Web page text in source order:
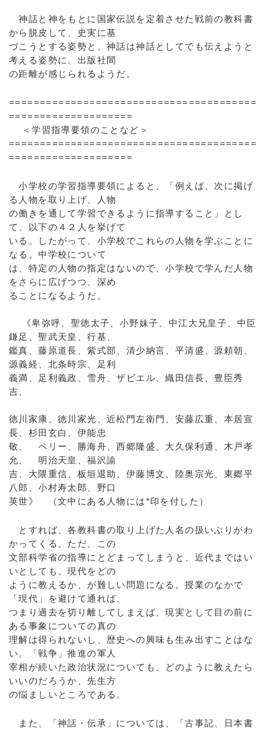
神話と神をもとに国家伝説を定着させた戦前の教科書
から脱皮して、史実に基
づこうとする姿勢と、神話は神話としてでも伝えようと
考える姿勢に、出版社間
の距離が感じられるようだ。
========================================
====================
＜学習指導要領のことなど＞
========================================
====================
小学校の学習指導要領によると、「例えば、次に掲げ
る人物を取り上げ、人物
の働きを通して学習できるように指導すること」とし
て、以下の４２人を挙げて
いる。したがって、小学校でこれらの人物を学ぶことに
なる。中学校について
は、特定の人物の指定はないので、小学校で学んだ人物
をさらに広げつつ、深め
ることになるようだ。
《卑弥呼、聖徳太子、小野妹子、中江大兄皇子、中臣
鎌足、聖武天皇、行基、
鑑真、藤原道長、紫式部、清少納言、平清盛、源頼朝、
源義経、北条時宗、足利
義満、足利義政、雪舟、ザビエル、織田信長、豊臣秀
吉、
徳川家康、徳川家光、近松門左衛門、安藤広重、本居宣
長、杉田玄白、伊能忠
敬、 ペリー、勝海舟、西郷隆盛、大久保利通、木戸孝
允、 明治天皇、福沢諭
吉、大隈重信、板垣退助、伊藤博文、陸奥宗光、東郷平
八郎、小村寿太郎、野口
英世》 （文中にある人物には*印を付した）
とすれば、各教科書の取り上げた人名の扱いぶりがわ
かってくる。ただ、この
文部科学省の指導にとどまってしまうと、近代まではい
いとしても、現代をどの
ように教えるか、が難しい問題になる。授業のなかで
「現代」を避けて通れば、
つまり過去を切り離してしまえば、現実として目の前に
ある事象についての真の
理解は得られないし、歴史への興味も生み出すことはな
い。「戦争」推進の軍人
宰相が続いた政治状況についても、どのように教えたら
いいのだろうか、先生方
の悩ましいところである。
また、「神話・伝承」については、「古事記、日本書